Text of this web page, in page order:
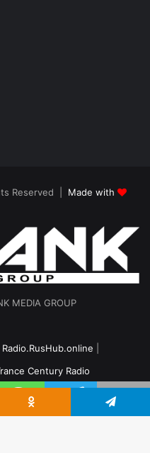
Reserved | Made with
MEDIA GROUP
Radio.RusHub.online
Century Radio
Telegram Telegram